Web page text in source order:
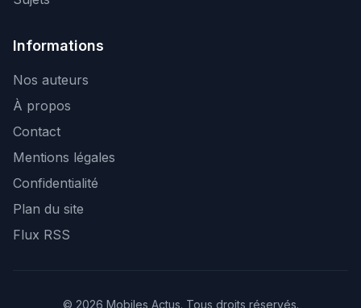
Informations
Nos auteurs
À propos
Contact
Mentions légales
Confidentialité
Plan du site
Flux RSS
© 2026 Mobiles Actus. Tous droits réservés.